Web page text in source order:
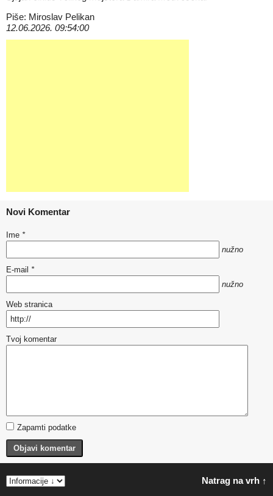
Piše: Miroslav Pelikan
12.06.2026. 09:54:00
Novi Komentar
Ime *
nužno
E-mail *
nužno
Web stranica
Tvoj komentar
Zapamti podatke
Objavi komentar
Natrag na vrh ↑